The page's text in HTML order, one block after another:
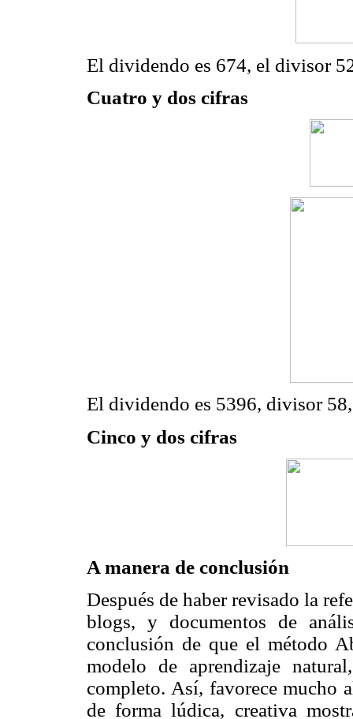
El dividendo es 674, el divisor
Cuatro y dos cifras
El dividendo es 5396, divisor
Cinco y dos cifras
A manera de conclusión
Después de haber revisado la
blogs, y documentos de
conclusión de que el método
modelo de aprendizaje
completo. Así, favorece mucho
de forma lúdica, creativa